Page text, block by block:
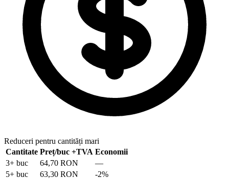
Reduceri pentru cantități mari
Cantitate Preț/buc +TVA Economii
3+ buc 64,70 RON
—
5+ buc 63,30 RON -2%